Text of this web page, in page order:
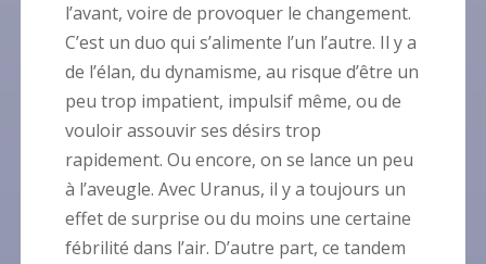
l’avant, voire de provoquer le changement.
C’est un duo qui s’alimente l’un l’autre. Il y a
de l’élan, du dynamisme, au risque d’être un
peu trop impatient, impulsif même, ou de
vouloir assouvir ses désirs trop
rapidement. Ou encore, on se lance un peu
à l’aveugle. Avec Uranus, il y a toujours un
effet de surprise ou du moins une certaine
fébrilité dans l’air. D’autre part, ce tandem